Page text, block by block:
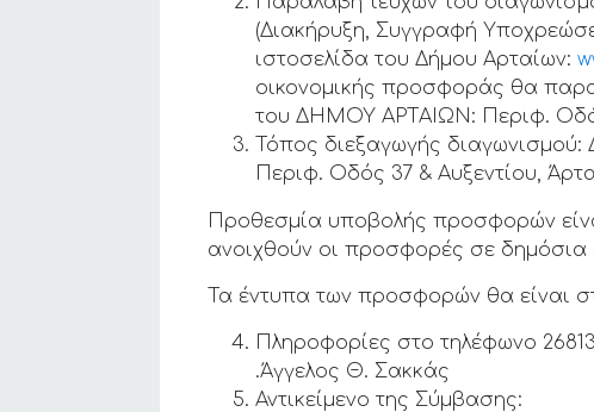
(Διακήρυξη, Συγγραφή
ιστοσελίδα του Δήμου Αρταίων:
οικονομικής προσφοράς θα
του ΔΗΜΟΥ ΑΡΤΑΙΩΝ: Περιφ. Οδός
Τόπος διεξαγωγής
Περιφ. Οδός 37 & Αυξεντίου,
Προθεσμία υποβολής προσφορών
ανοιχθούν οι προσφορές σε δημόσια
Τα έντυπα των προσφορών θα είναι
Πληροφορίες στο τηλέφωνο
.Άγγελος Θ. Σακκάς
Αντικείμενο της Σύμβασης: